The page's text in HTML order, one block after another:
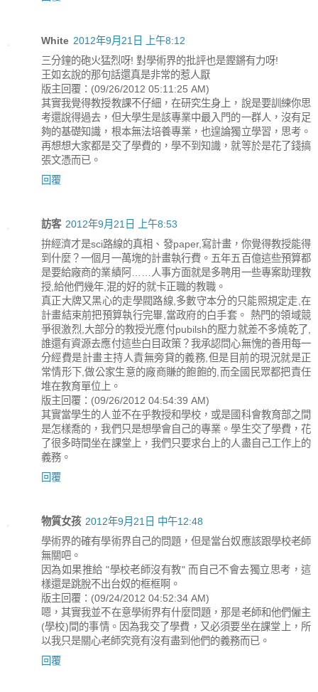
White 2012年9月21日 上午8:12
三分鐘的砲火猛烈呀! 對學術界的批評也是鏗鏘有力呀!
王如玄說的那句話還真是非常的惹人厭
版主回覆：(09/26/2012 05:11:25 AM)
其實我覺得教授教課不仔細，在研究生身上，說是要訓練你思
考還說得過去，但大學生是該專業中最入門的一群人，沒有足
夠的基礎知識，根本無法培養專業，也遑論獨立學習，思考。
再想想大家都是交了學費的，學不到知識，就等於是花了錢搞
張文憑而已。
回覆
訪客 2012年9月21日 上午8:53
拚經濟才是sci路線的真相、發paper,寫計畫，你覺得教授能得
到什麼？一個月一萬塊的計畫執行費。五年五百億這些預算都
是要給廠商的業績阿……人事方面就是多聘用一些專案助理教
授,給他們幾年,混的好的就卡正職的教職。
真正大牌又黑心的走學閥路線,多數守本分的只能照規定走,在
計畫結束前把預算執行完畢,當政府的白手套。 熱門的領域競
爭很激烈,大部分的教授光應付pubilsh的壓力就差不多燒乾了,
誰還有資源去應付這些白目政策？我承認問心無愧的善用每一
分經費是計畫主持人責無旁貸的義務,但是目前的現況就是正
常情形下,做公家生意的廠商賺的飽飽的,而全國民眾都把責任
堆在教育單位上。
版主回覆：(09/26/2012 04:54:39 AM)
其實當學生的人並不在乎教授和學校，或是國科會教育部之間
是怎樣喬的，我們只是想學會自己的專業。學生交了學費，花
了很多時間坐在課堂上，我們只要求台上的人盡自己工作上的
義務。
回覆
物質女孩 2012年9月21日 中午12:48
學術界的確有學術界自己的問題，但是當台奴應該跟學校老師
無關吧。
因為如果推給 "學校老師沒有教" 而自己不會去獨立思考，這
樣還是跳脫不出台奴的框框啊。
版主回覆：(09/24/2012 04:52:34 AM)
嗯，其實我並不在意學術界有什麼問題，那是老師和他們僱主
(學校)間的事情。因為我交了學費，又必須要坐在課堂上，所
以我只是關心老師究竟有沒有盡到他們的義務而已。
回覆